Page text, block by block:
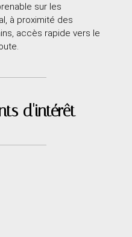
sur les
à proximité des
accès rapide vers le
d'intérêt